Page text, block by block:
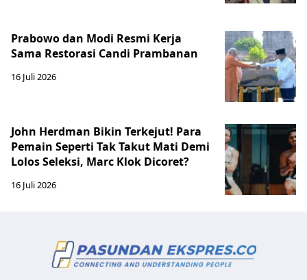
Prabowo dan Modi Resmi Kerja
Sama Restorasi Candi Prambanan
16 Juli 2026
John Herdman Bikin Terkejut! Para
Pemain Seperti Tak Takut Mati Demi
Lolos Seleksi, Marc Klok Dicoret?
16 Juli 2026